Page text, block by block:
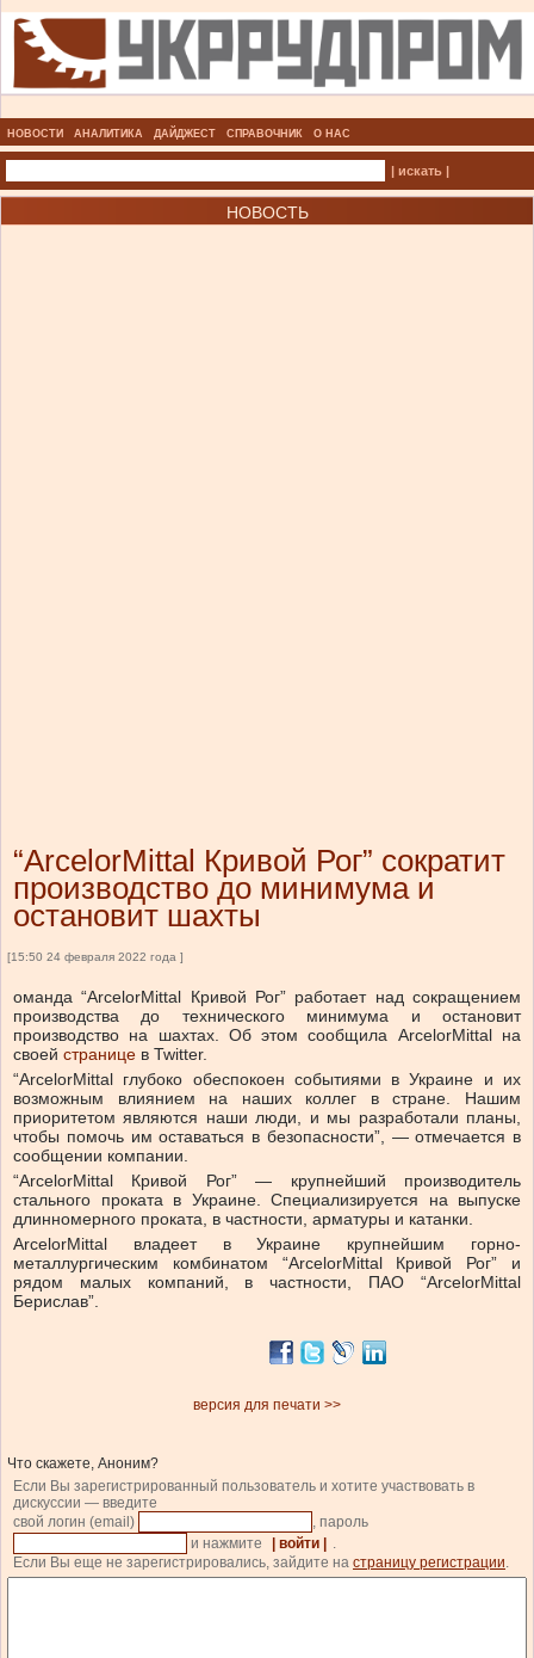
НОВОСТИ АНАЛИТИКА ДАЙДЖЕСТ СПРАВОЧНИК О НАС
| искать |
НОВОСТЬ
“ArcelorMittal Кривой Рог” сократит
производство до минимума и
остановит шахты
[15:50 24 февраля 2022 года ]
оманда “ArcelorMittal Кривой Рог” работает над сокращением
производства до технического минимума и остановит
производство на шахтах. Об этом сообщила ArcelorMittal на
своей странице в Twitter.
“ArcelorMittal глубоко обеспокоен событиями в Украине и их
возможным влиянием на наших коллег в стране. Нашим
приоритетом являются наши люди, и мы разработали планы,
чтобы помочь им оставаться в безопасности”, — отмечается в
сообщении компании.
“ArcelorMittal Кривой Рог” — крупнейший производитель
стального проката в Украине. Специализируется на выпуске
длинномерного проката, в частности, арматуры и катанки.
ArcelorMittal владеет в Украине крупнейшим горно-
металлургическим комбинатом “ArcelorMittal Кривой Рог” и
рядом малых компаний, в частности, ПАО “ArcelorMittal
Берислав”.
версия для печати >>
Что скажете, Аноним?
Если Вы зарегистрированный пользователь и хотите участвовать в
дискуссии — введите
свой логин (email)
, пароль
и нажмите
| войти |
.
Если Вы еще не зарегистрировались, зайдите на страницу регистрации.